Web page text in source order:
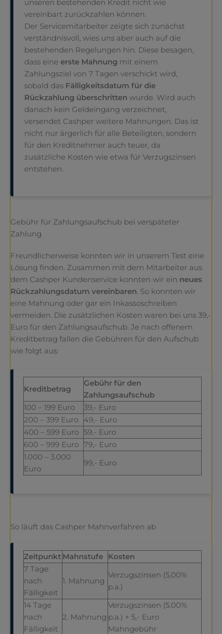
unseren bestehenden Kredit nicht wie
vereinbart zurückzahlen können.
Der Servicemitarbeiter zeigte sich zunächst
verständnisvoll, wies uns aber auch auf die
bestehenden Regelungen hin. Diese besagen,
dass eine erste Mahnung mit einem
Zahlungsziel von 7 Tagen verschickt wird,
sobald das Fälligkeitsdatum für die
Rückzahlung überschritten wurde. Wird auch
danach kein Geldeingang verzeichnet,
versendet Cashper weitere Mahnungen. Das ist
nicht nur ärgerlich für alle Beteiligten, sondern
für den Kreditnehmer auch teuer, da
zusätzliche Kosten wie etwa für Verzugszinsen
entstehen.
Gebühr für Zahlungsaufschub bei verspäteter
Zahlung
Freundlicherweise konnten wir in unserem Test eine
Lösung finden. Zusammen mit dem Mitarbeiter aus
dem Cashper Kundenservice konnten wir ein neues
Rückzahlungsdatum vereinbaren. So konnten wir
eine Mahnung oder gar ein Inkassoschreiben
vermeiden. Die zusätzlichen Kosten waren bei uns 39,-
Euro für den Zahlungsaufschub. Je nach offenem
Kreditbetrag fallen die Gebühren für den Aufschub
wie folgt aus:
Kreditbetrag
Gebühr für den
Zahlungsaufschub
100 – 199 Euro
39,- Euro
200 – 399 Euro
49,- Euro
400 – 599 Euro 59,- Euro
600 – 999 Euro 79,- Euro
1.000 – 3.000
Euro
99,- Euro
So läuft das Cashper Mahnverfahren ab
Zeitpunkt Mahnstufe
Kosten
7 Tage
nach
Fälligkeit
1. Mahnung
Verzugszinsen (5,00%
p.a.)
14 Tage
nach
Fälligkeit
2. Mahnung
Verzugszinsen (5,00%
p.a.) + 5,- Euro
Mahngebühr